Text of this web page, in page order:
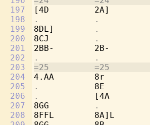
197
198
199
200
201
202
203
204
205
206
207
208
[4D         2A]
.           .
8DL]
.
8CJ
.
2BB-        2B-
.           .
=25         =25
4.AA        8r
. 8E
.
[4A
8GG
.
8FFL        8A]L